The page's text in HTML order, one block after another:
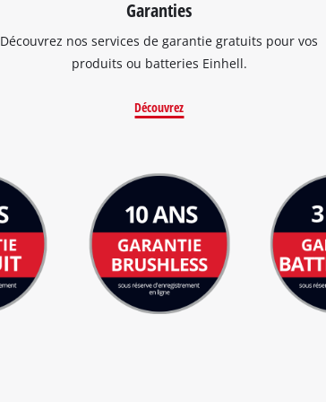
Garanties
Découvrez nos services de garantie gratuits pour vos
produits ou batteries Einhell.
Découvrez